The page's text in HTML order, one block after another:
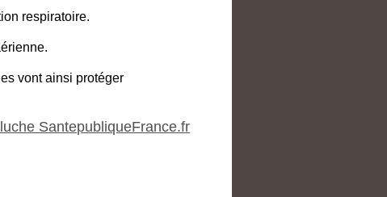
respiratoire.
vont ainsi protéger
SantepubliqueFrance.fr